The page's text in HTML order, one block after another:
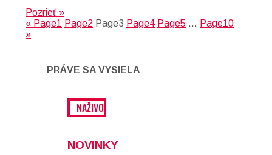
Pozrieť »
« Page1 Page2 Page3 Page4 Page5 … Page10
»
PRÁVE SA VYSIELA
NAŽIVO
NOVINKY